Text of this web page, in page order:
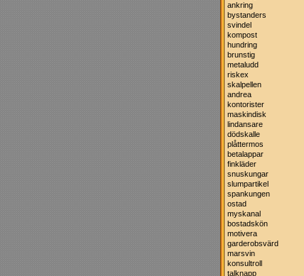
ankring
bystanders
svindel
kompost
hundring
brunstig
metaludd
riskex
skalpellen
andrea
kontorister
maskindisk
lindansare
dödskalle
plåttermos
betalappar
finkläder
snuskungar
slumpartikel
spankungen
ostad
myskanal
bostadskön
motivera
garderobsvärd
marsvin
konsultroll
talknapp